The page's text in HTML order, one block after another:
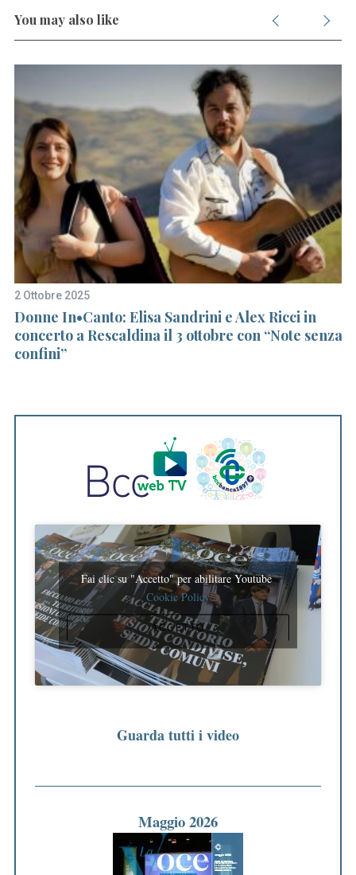
You may also like
2 Ottobre 2025
Donne In•Canto: Elisa Sandrini e Alex Ricci in
concerto a Rescaldina il 3 ottobre con “Note senza
confini”
Fai clic su "Accetto" per abilitare Youtube
Cookie Policy
ACCETTO
Guarda tutti i video
Maggio 2026